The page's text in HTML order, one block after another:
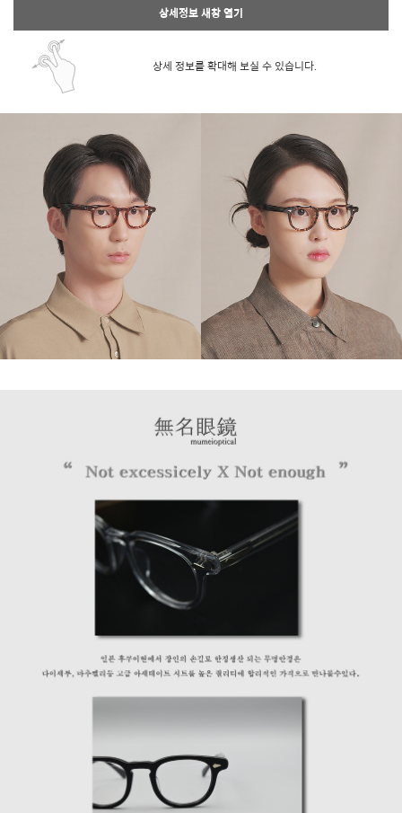
상세정보 새창 열기
상세 정보를 확대해 보실 수 있습니다.